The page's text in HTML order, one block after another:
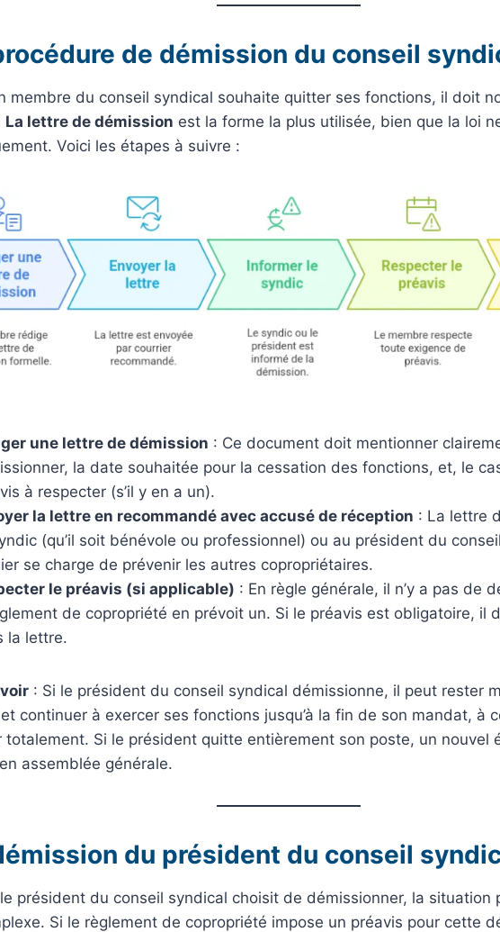
de démission du conseil
membre du conseil syndical souhaite quitter ses fonctions, il doit
La lettre de démission est la forme la plus utilisée, bien que la loi
Voici les étapes à suivre :
une lettre de démission : Ce document doit mentionner
la date souhaitée pour la cessation des fonctions, et, le
à respecter (s’il y en a un).
la lettre en recommandé avec accusé de réception : La lettre
(qu’il soit bénévole ou professionnel) ou au président du
se charge de prévenir les autres copropriétaires.
le préavis (si applicable) : En règle générale, il n’y a pas de
de copropriété en prévoit un. Si le préavis est obligatoire, il
la lettre.
: Si le président du conseil syndical démissionne, il peut rester
continuer à exercer ses fonctions jusqu’à la fin de son mandat, à
totalement. Si le président quitte entièrement son poste, un nouvel
assemblée générale.
du président du conseil
président du conseil syndical choisit de démissionner, la situation
Si le règlement de copropriété impose un préavis pour cette